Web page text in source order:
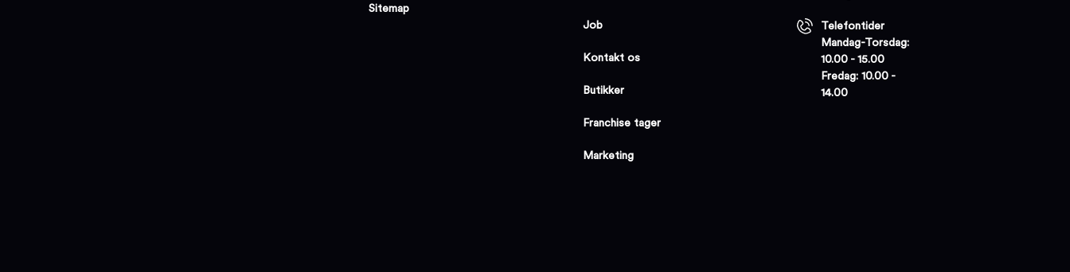
Sitemap
Job
Kontakt os
Butikker
Franchise tager
Marketing
Telefontider
Mandag-Torsdag:
10.00 - 15.00
Fredag: 10.00 -
14.00